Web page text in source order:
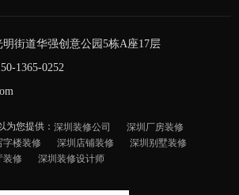
街道华强创意公园5栋A座17层
1365-0252
为您提供： 深圳装修公司
深圳厂房装修
字楼装修 深圳店铺装修
深圳别墅装修
装修 深圳装修设计师